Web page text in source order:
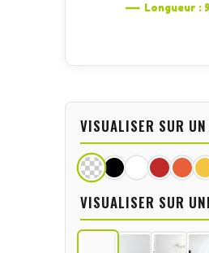
Longueur :
VISUALISER SUR UN
VISUALISER SUR